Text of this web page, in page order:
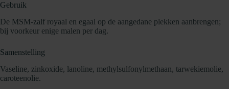
-Geen scherpe voorwerpen
- Geen agressieve of chemische reinigingsmiddelen
gebruiken
Gebruik
De MSM-zalf royaal en egaal op de aangedane plekken aanbrengen;
bij voorkeur enige malen per dag.
Samenstelling
Vaseline, zinkoxide, lanoline, methylsulfonylmethaan, tarwekiemolie,
caroteenolie.